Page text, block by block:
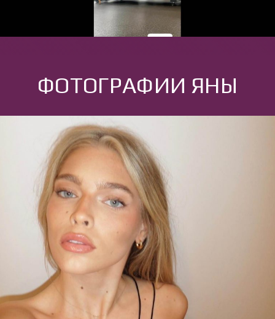
ФОТОГРАФИИ ЯНЫ